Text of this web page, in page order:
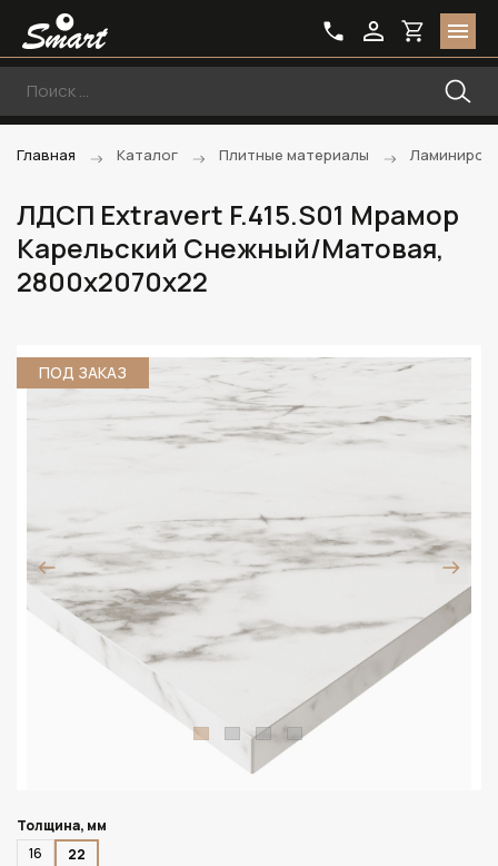
Главная Каталог Плитные материалы
ЛДСП Extravert F.415.S01 Мрамор
Карельский Снежный/Матовая,
2800х2070х22
ПОД ЗАКАЗ
Толщина, мм
16
22